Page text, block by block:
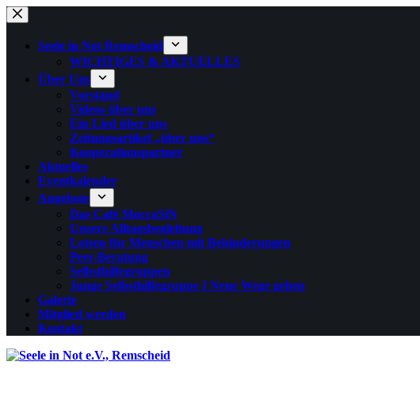
Zum
Inhalt
springenSeele in Not Remscheid
WICHTIGES & AKTUELLES
Über Uns
Vorstand
Videos über uns
Ein Lied über uns
Zeitungsartikel „über uns“
Kooperationspartner
Aktuelles
Eventkalender
Angebote
Das Café MoccaSiN
Unsere Alltagsbegleitung
Lotsen für Menschen mit Behinderungen
Peer-Beratung
Selbsthilfegruppen
Junge Selbsthilfegruppe I Neue Wege gehen
Galerie
Mitglied werden
Kontakt